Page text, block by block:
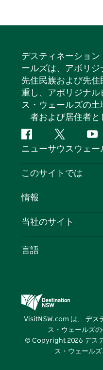
デスティネーショ
ールズは、アボリ
先住民族および先
重し、アボリジナル
ス・ウェールズの
者および居住者と
フ
ェ
ス
ッ
ツ
イ
タ
ユ
ー
ニューサウスウェー
お問い合わせ
クッキーに関する通知
このサイトでは
目的地
イベント
情報
旅行情報
NSWでのビジネス
当社のサイト
デスティネーション
ズメディアセンター
ビビッド・シドニー
言語
VisitNSW.com は、 デス
ス・ウェールズ
© Copyright 2026 デス
ス・ウェール